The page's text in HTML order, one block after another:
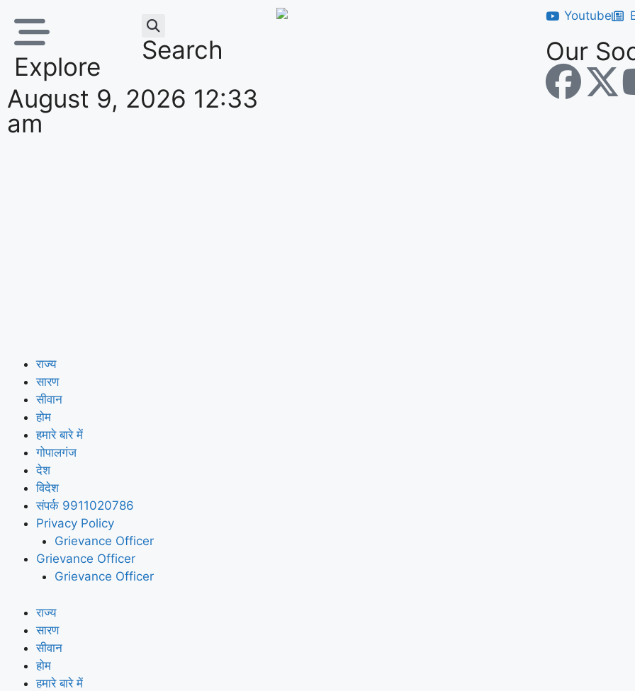
Explore
Search
August 9, 2026 12:33
am
Youtube
Our
राज्य
सारण
सीवान
होम
हमारे बारे में
गोपालगंज
देश
विदेश
संपर्क 9911020786
Privacy Policy
Grievance Officer
Grievance Officer
Grievance Officer
राज्य
सारण
सीवान
होम
हमारे बारे में